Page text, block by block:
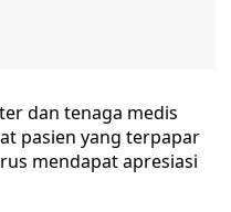
dan tenaga medis
pasien yang terpapar
mendapat apresiasi